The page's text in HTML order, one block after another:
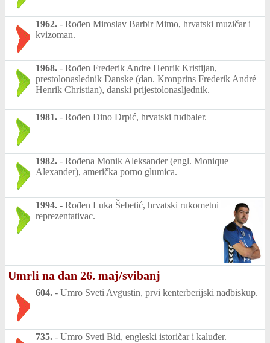
1962. - Rođen Miroslav Barbir Mimo, hrvatski muzičar i
kvizoman.
1968. - Rođen Frederik Andre Henrik Kristijan,
prestolonaslednik Danske (dan. Kronprins Frederik André
Henrik Christian), danski prijestolonasljednik.
1981. - Rođen Dino Drpić, hrvatski fudbaler.
1982. - Rođena Monik Aleksander (engl. Monique
Alexander), američka porno glumica.
1994. - Rođen Luka Šebetić, hrvatski rukometni
reprezentativac.
Umrli na dan 26. maj/svibanj
604. - Umro Sveti Avgustin, prvi kenterberijski nadbiskup.
735. - Umro Sveti Bid, engleski istoričar i kaluđer.